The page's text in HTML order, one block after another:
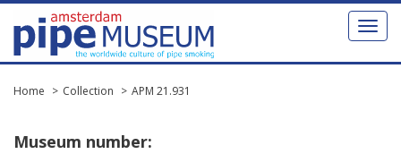
Toggle
Home Collection APM 21.931
Museum number: